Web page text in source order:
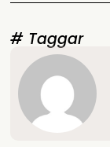
# Taggar